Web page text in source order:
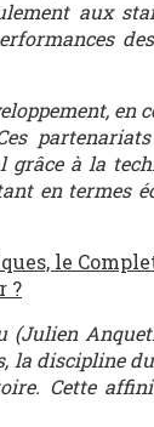
aux
en
à la
en termes
le
?
(Julien
la discipline
Cette